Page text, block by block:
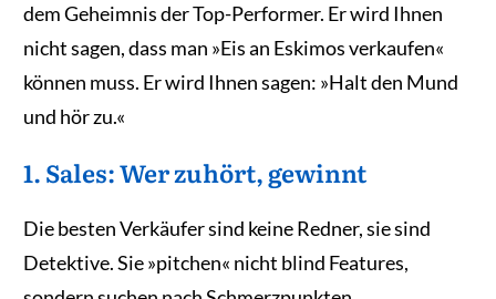
dem Geheimnis der Top-Performer. Er wird Ihnen
nicht sagen, dass man »Eis an Eskimos verkaufen«
können muss. Er wird Ihnen sagen: »Halt den Mund
und hör zu.«
1. Sales: Wer zuhört, gewinnt
Die besten Verkäufer sind keine Redner, sie sind
Detektive. Sie »pitchen« nicht blind Features,